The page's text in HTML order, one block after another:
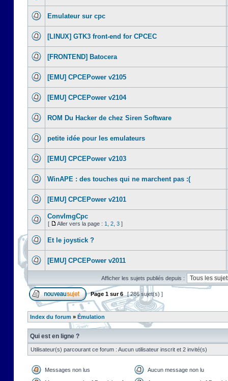
Emulateur sur cpc
[LINUX] GTK3 front-end for CPCEC
[FRONTEND] Batocera
[EMU] CPCEPower v2105
[EMU] CPCEPower v2104
ROM Du Hacker de chez Siren Software
petite idée pour les emulateurs
[EMU] CPCEPower v2103
WinAPE : des touches qui ne marchent pas :(
[EMU] CPCEPower v2101
ConvImgCpc
[ Aller vers la page : 1 2 3 ]
Et le joystick ?
[EMU] CPCEPower v2011
Afficher les sujets publiés depuis :
Page 1 sur6 [ 286 sujet(s) ]
Index du forum » Émulation
Qui est en ligne ?
Utilisateur(s) parcourant ce forum : Aucun utilisateur inscrit et 2 invité(s)
Messages non lus Aucun message non lu